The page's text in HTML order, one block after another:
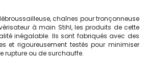
chaînes pour tronçonneuse
à main Stihl, les produits de cette
inégalable. Ils sont fabriqués avec des
et rigoureusement testés pour minimiser
rupture ou de surchauffe.